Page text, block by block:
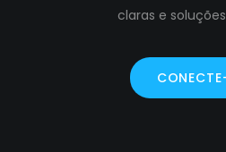
claras e